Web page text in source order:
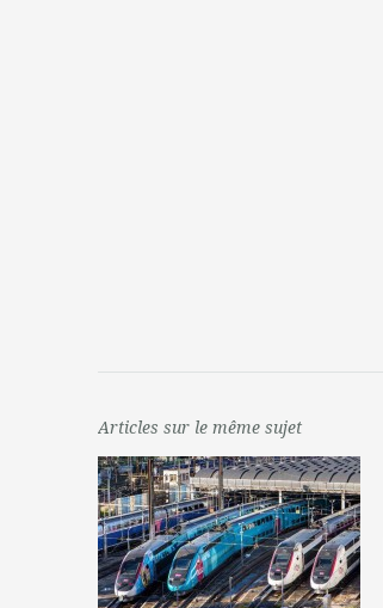
Articles sur le même sujet